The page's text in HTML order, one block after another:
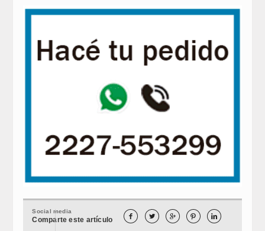
Social media
Comparte este artículo     